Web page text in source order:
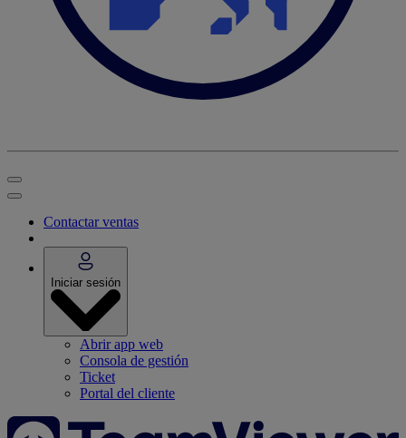
Contactar ventas
Iniciar sesión
Abrir app web
Consola de gestión
Ticket
Portal del cliente